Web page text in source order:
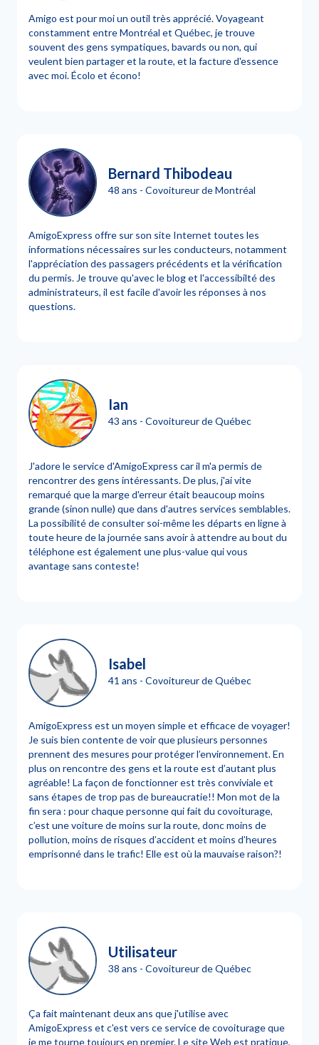
Amigo est pour moi un outil très apprécié. Voyageant
constamment entre Montréal et Québec, je trouve
souvent des gens sympatiques, bavards ou non, qui
veulent bien partager et la route, et la facture d'essence
avec moi. Écolo et écono!
Bernard Thibodeau
48 ans - Covoitureur de Montréal
AmigoExpress offre sur son site Internet toutes les
informations nécessaires sur les conducteurs, notamment
l'appréciation des passagers précédents et la vérification
du permis. Je trouve qu'avec le blog et l'accessibilté des
administrateurs, il est facile d'avoir les réponses à nos
questions.
Ian
43 ans - Covoitureur de Québec
J'adore le service d'AmigoExpress car il m'a permis de
rencontrer des gens intéressants. De plus, j'ai vite
remarqué que la marge d'erreur était beaucoup moins
grande (sinon nulle) que dans d'autres services semblables.
La possibilité de consulter soi-même les départs en ligne à
toute heure de la journée sans avoir à attendre au bout du
téléphone est également une plus-value qui vous
avantage sans conteste!
Isabel
41 ans - Covoitureur de Québec
AmigoExpress est un moyen simple et efficace de voyager!
Je suis bien contente de voir que plusieurs personnes
prennent des mesures pour protéger l’environnement. En
plus on rencontre des gens et la route est d’autant plus
agréable! La façon de fonctionner est très conviviale et
sans étapes de trop pas de bureaucratie!! Mon mot de la
fin sera : pour chaque personne qui fait du covoiturage,
c’est une voiture de moins sur la route, donc moins de
pollution, moins de risques d’accident et moins d’heures
emprisonné dans le trafic! Elle est où la mauvaise raison?!
Utilisateur
38 ans - Covoitureur de Québec
Ça fait maintenant deux ans que j'utilise avec
AmigoExpress et c'est vers ce service de covoiturage que
je me tourne toujours en premier. Le site Web est pratique,